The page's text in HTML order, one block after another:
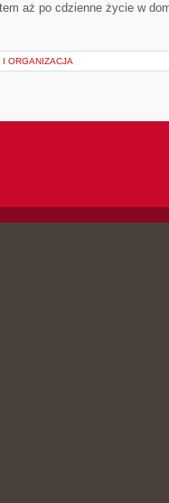
aż po cdzienne życie w
ORGANIZACJA